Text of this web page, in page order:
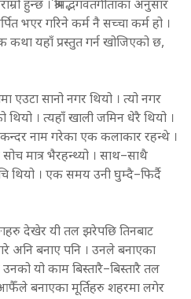
हुन्छ । श्रीमद्भगवतगीताका अनुसार
भएर गरिने कर्म नै सच्चा कर्म हो ।
कथा यहाँ प्रस्तुत गर्न खोजिएको छ,
सानो नगर थियो । त्यो नगर
थियो । त्यहाँ खाली जमिन धेरै थियो ।
नाम गरेका एक कलाकार रहन्थे ।
मात्र भैरहन्थ्यो । साथ–साथै
थियो । एक समय उनी घुम्दै–फिर्दै
देखेर यी तल झरेपछि तिनबाट
अनि बनाए पनि । उनले बनाएका
उनको यो काम बिस्तारै–बिस्तारै तल
बनाएका मूर्तिहरु शहरमा लगेर